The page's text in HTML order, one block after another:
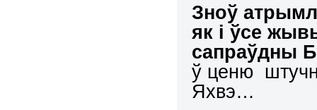
Зноў
як і ўсе
сапраўдны
ў ценю
Яхвэ…